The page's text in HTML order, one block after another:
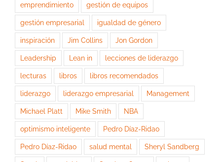
emprendimiento gestión de equipos
gestión empresarial igualdad de género
inspiración Jim Collins Jon Gordon
Leadership Lean in lecciones de liderazgo
lecturas libros libros recomendados
liderazgo liderazgo empresarial Management
Michael Platt Mike Smith NBA
optimismo inteligente Pedro Díaz-Ridao
Pedro Díaz-Ridao salud mental Sheryl Sandberg